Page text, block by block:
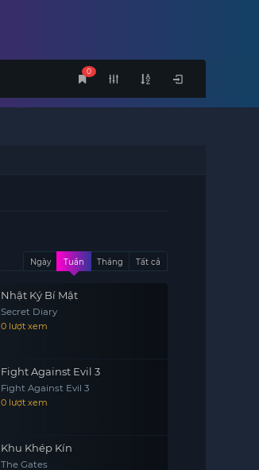
0
Ngày Tuần Tháng Tất cả
Nhật Ký Bí Mật
Secret Diary
0 lượt xem
Fight Against Evil 3
Fight Against Evil 3
0 lượt xem
Khu Khép Kín
The Gates